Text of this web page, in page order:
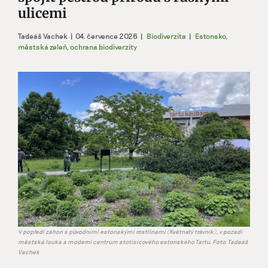
ulicemi
Tadeáš Vachek | 04. července 2026 | Biodiverzita | Estonsko,
městská zeleň, ochrana biodiverzity
větší
obrázek
V popředí záhon s původními estonskými rostlinami (Květnatý trávník), v pozadí
městská louka a moderní centrum stotisícového estonského Tartu. Foto: Tadeáš
Vachek